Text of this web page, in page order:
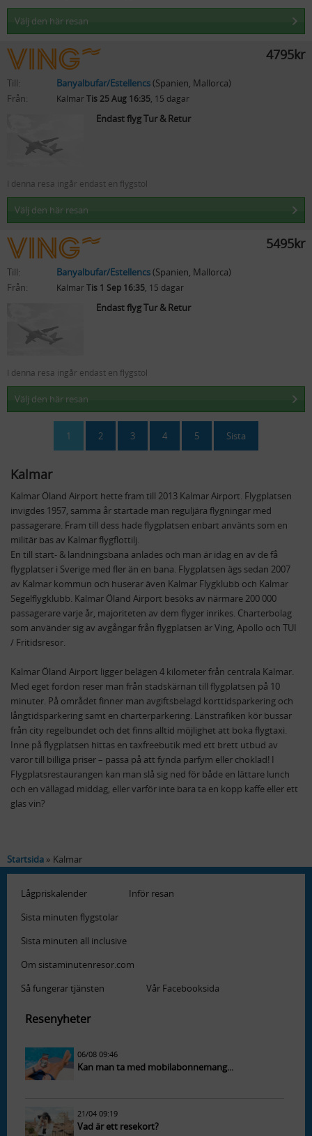
Välj den här resan
4795kr
Till: Banyalbufar/Estellencs(Spanien, Mallorca)
Från:
KalmarTis 25 Aug 16:35, 15 dagar
Endast flyg Tur & Retur
I denna resa ingår endast en flygstol
Välj den här resan
5495kr
Till: Banyalbufar/Estellencs(Spanien, Mallorca)
Från:
KalmarTis 1 Sep 16:35, 15 dagar
Endast flyg Tur & Retur
I denna resa ingår endast en flygstol
Välj den här resan
1 2 3 4 5 Sista
Kalmar
Kalmar Öland Airport hette fram till 2013 Kalmar Airport. Flygplatsen
invigdes 1957, samma år startade man reguljära flygningar med
passagerare. Fram till dess hade flygplatsen enbart använts som en
militär bas av Kalmar flygflottilj.
En till start- & landningsbana anlades och man är idag en av de få
flygplatser i Sverige med fler än en bana. Flygplatsen ägs sedan 2007
av Kalmar kommun och huserar även Kalmar Flygklubb och Kalmar
Segelflygklubb. Kalmar Öland Airport besöks av närmare 200 000
passagerare varje år, majoriteten av dem flyger inrikes. Charterbolag
som använder sig av avgångar från flygplatsen är Ving, Apollo och TUI
/ Fritidsresor.
Kalmar Öland Airport ligger belägen 4 kilometer från centrala Kalmar.
Med eget fordon reser man från stadskärnan till flygplatsen på 10
minuter. På området finner man avgiftsbelagd korttidsparkering och
långtidsparkering samt en charterparkering. Länstrafiken kör bussar
från city regelbundet och det finns alltid möjlighet att boka flygtaxi.
Inne på flygplatsen hittas en taxfreebutik med ett brett utbud av
varor till billiga priser – passa på att fynda parfym eller choklad! I
Flygplatsrestaurangen kan man slå sig ned för både en lättare lunch
och en vällagad middag, eller varför inte bara ta en kopp kaffe eller ett
glas vin?
Startsida Kalmar
Lågpriskalender
Inför resan
Sista minuten flygstolar
Sista minuten all inclusive
Om sistaminutenresor.com
Så fungerar tjänsten
Vår Facebooksida
Resenyheter
06/08 09:46
Kan man ta med mobilabonnemang...
21/04 09:19
Vad är ett resekort?